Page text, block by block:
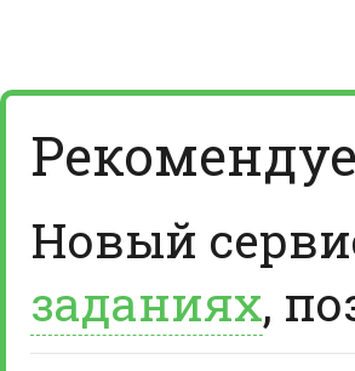
Новый
заданиях,